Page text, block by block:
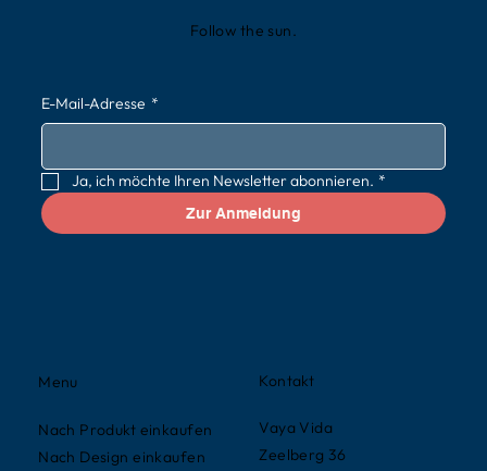
Kontakt
Vaya Vida
Zeelberg 36
Menu
Nach Produkt einkaufen
Nach Design einkaufen
Follow the sun.
E-Mail-Adresse *
Ja, ich möchte Ihren Newsletter abonnieren. *
Zur Anmeldung